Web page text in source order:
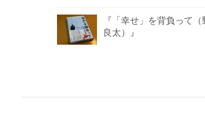
『「幸せ」を背負って
良太）』